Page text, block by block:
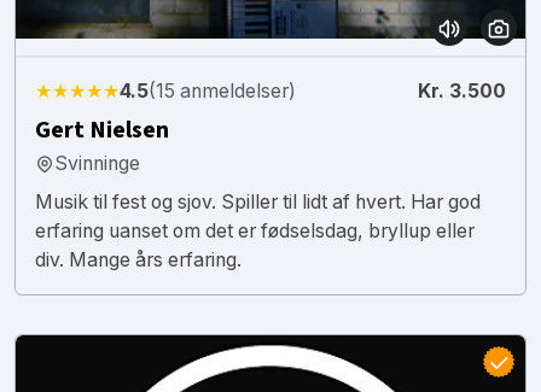
★★★★★4.5(15 anmeldelser) Kr. 3.500
Gert Nielsen
Svinninge
Musik til fest og sjov. Spiller til lidt af hvert. Har god
erfaring uanset om det er fødselsdag, bryllup eller
div. Mange års erfaring.